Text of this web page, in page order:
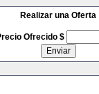
Realizar una Oferta
Ofrecido $